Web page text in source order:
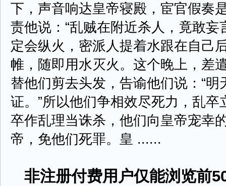
下，声音响达皇帝寝殿，宦官假奏
责他说：“乱贼在附近杀人，竟敢妄
定会纵火，密派人提着水跟在自己
帷，随即用水灭火。这个晚上，差
替他们剪去头发，告谕他们说：“
证。”所以他们争相效尽死力，乱
卒作乱理当诛杀，他们向皇帝宠幸
帝，免他们死罪。皇 ......
非注册付费用户仅能浏览前